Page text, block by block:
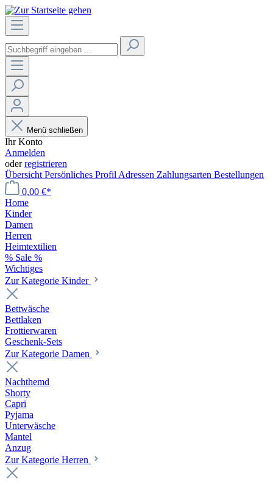
Menü schließen
Ihr Konto
Anmelden
oderregistrieren
Übersicht Persönliches Profil Adressen Zahlungsarten Bestellungen
0,00 €*
Home
Kinder
Damen
Herren
Heimtextilien
% Sale %
Wichtiges
Zur Kategorie Kinder
Bettwäsche
Bettlaken
Frottierwaren
Geschenk-Sets
Zur Kategorie Damen
Nachthemd
Shorty
Capri
Pyjama
Unterwäsche
Mantel
Anzug
Zur Kategorie Herren